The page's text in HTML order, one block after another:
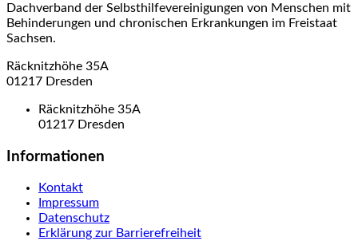
Dachverband der Selbsthilfevereinigungen von Menschen mit
Behinderungen und chronischen Erkrankungen im Freistaat
Sachsen.
Räcknitzhöhe 35A
01217 Dresden
Räcknitzhöhe 35A
01217 Dresden
Informationen
Kontakt
Impressum
Datenschutz
Erklärung zur Barrierefreiheit